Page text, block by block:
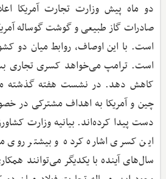
دو ماه پیش وزارت تجارت آمریکا
صادرات گاز طبیعی و گوشت گوساله
است. با این اوصاف، روابط میان دو
است. ترامپ می‌خواهد کسری تجاری
کاهش دهد. در نشست هفته گذشته
چین و آمریکا به اهداف مشترکی در
دست پیدا کرده‌اند. بیانیه وزارت
این کسری اشاره کرده و بیشتر
سال‌های آینده با یکدیگر می‌توانند